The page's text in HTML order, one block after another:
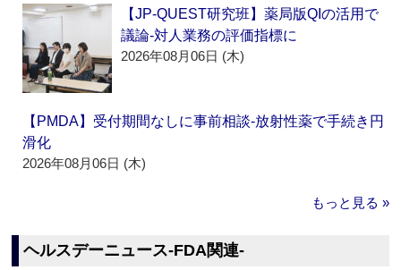
【JP-QUEST研究班】薬局版QIの活用で
議論‐対人業務の評価指標に
2026年08月06日 (木)
【PMDA】受付期間なしに事前相談‐放射性薬で手続き円
滑化
2026年08月06日 (木)
もっと見る »
ヘルスデーニュース‐FDA関連‐